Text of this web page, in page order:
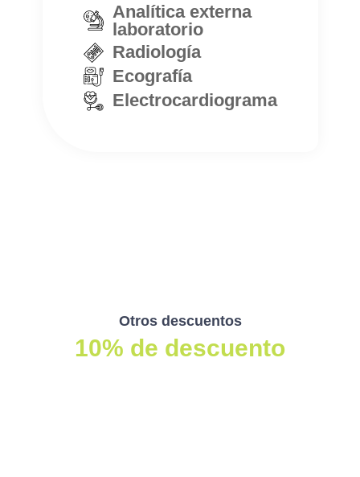
Analítica externa
laboratorio
Radiología
Ecografía
Electrocardiograma
Otros descuentos
10% de descuento